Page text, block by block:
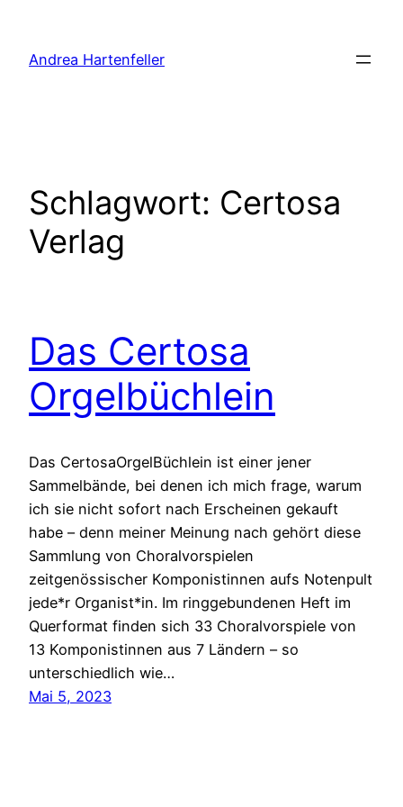
springen
Andrea Hartenfeller
Schlagwort: Certosa
Verlag
Das Certosa
Orgelbüchlein
Das CertosaOrgelBüchlein ist einer jener
Sammelbände, bei denen ich mich frage, warum
ich sie nicht sofort nach Erscheinen gekauft
habe – denn meiner Meinung nach gehört diese
Sammlung von Choralvorspielen
zeitgenössischer Komponistinnen aufs Notenpult
jede*r Organist*in. Im ringgebundenen Heft im
Querformat finden sich 33 Choralvorspiele von
13 Komponistinnen aus 7 Ländern – so
unterschiedlich wie…
Mai 5, 2023